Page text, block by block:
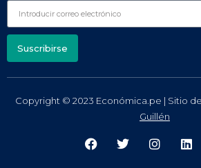
Suscribirse
Copyright © 2023 Económica.pe | Sitio
Guillén